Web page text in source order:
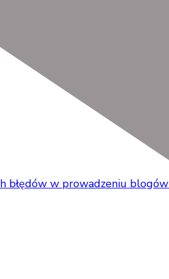
błędów w prowadzeniu